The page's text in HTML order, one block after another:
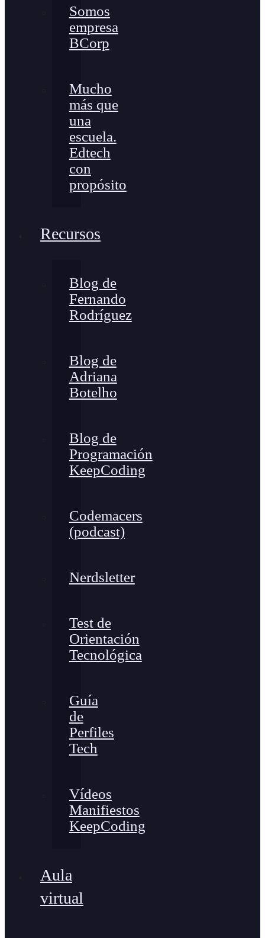
Somos
empresa
BCorp
Mucho
más que
una
escuela.
Edtech
con
propósito
Recursos
Blog de
Fernando
Rodríguez
Blog de
Adriana
Botelho
Blog de
Programación
KeepCoding
Codemacers
(podcast)
Nerdsletter
Test de
Orientación
Tecnológica
Guía
de
Perfiles
Tech
Vídeos
Manifiestos
KeepCoding
Aula
virtual